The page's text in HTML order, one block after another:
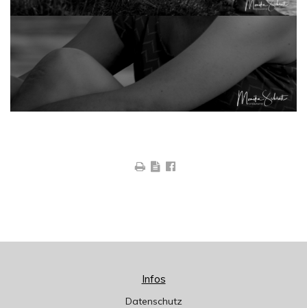
Infos
Datenschutz